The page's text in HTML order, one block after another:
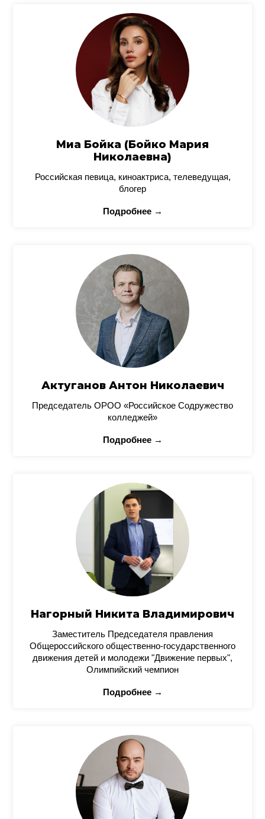
Миа Бойка (Бойко Мария
Николаевна)
Российская певица, киноактриса, телеведущая,
блогер
Подробнее →
Актуганов Антон Николаевич
Председатель ОРОО «Российское Содружество
колледжей»
Подробнее →
Нагорный Никита Владимирович
Заместитель Председателя правления
Общероссийского общественно-государственного
движения детей и молодежи "Движение первых",
Олимпийский чемпион
Подробнее →